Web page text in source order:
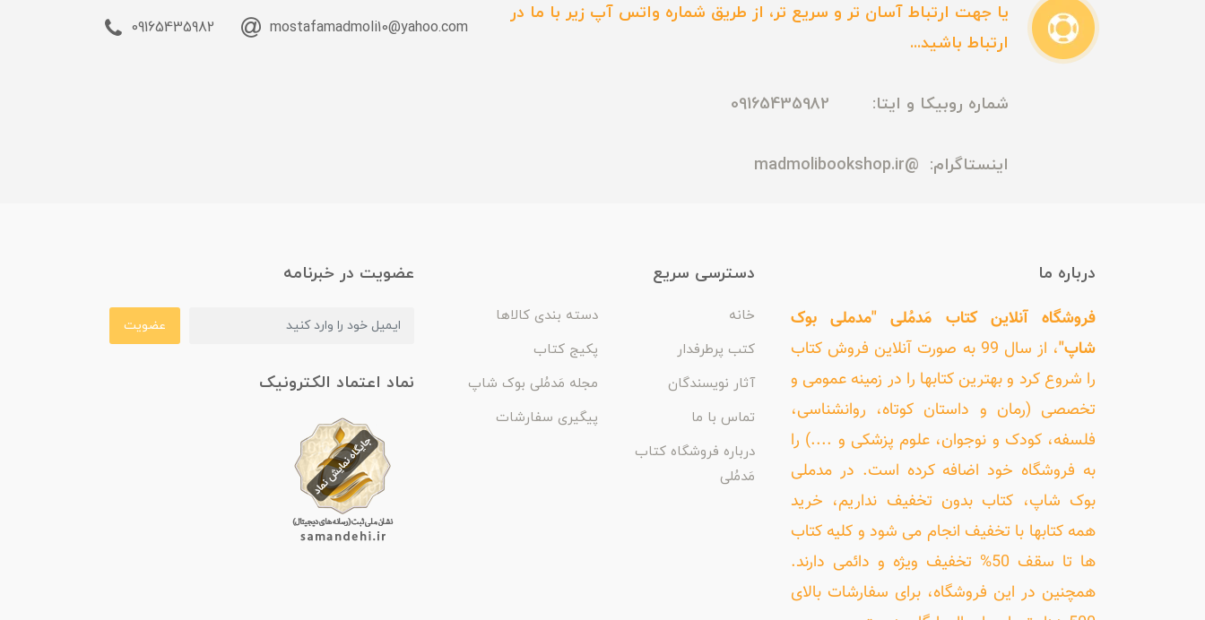
یا جهت ارتباط آسان تر و سریع تر، از طریق شماره واتس آپ زیر با ما در
ارتباط باشید...
شماره روبیکا و ایتا: 09165435982
اینستاگرام: @madmolibookshop.ir
mostafamadmoli10@yahoo.com
09165435982
درباره ما
فروشگاه آنلاین کتاب مَدمُلی "مدملی بوک
شاپ"
، از سال 99 به صورت آنلاین فروش کتاب
را شروع کرد و بهترین کتابها را در زمینه عمومی و
تخصصی (رمان و داستان کوتاه، روانشناسی،
فلسفه، کودک و نوجوان، علوم پزشکی و ....) را
به فروشگاه خود اضافه کرده است. در مدملی
بوک شاپ، کتاب بدون تخفیف نداریم، خرید
همه کتابها با تخفیف انجام می شود و کلیه کتاب
ها تا سقف 50% تخفیف ویژه و دائمی دارند.
همچنین در این فروشگاه، برای سفارشات بالای
دسترسی سریع
خانه
دسته بندی کالاها
کتب پرطرفدار
پکیج کتاب
آثار نویسندگان
مجله مَدمُلی بوک شاپ
تماس با ما
پیگیری سفارشات
درباره فروشگاه کتاب
مَدمُلی
عضویت در خبرنامه
عضویت
نماد اعتماد الکترونیک